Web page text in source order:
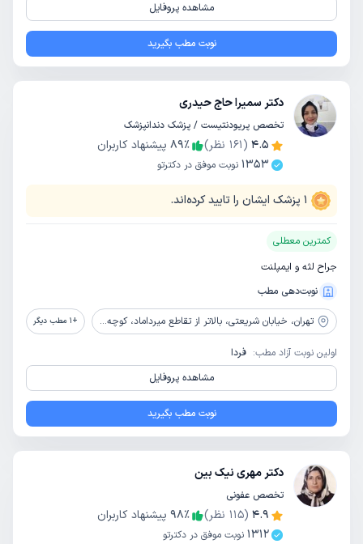
مشاهده پروفایل
نوبت مطب بگیرید
دکتر سمیرا حاج حیدری
تخصص پریودنتیست / پزشک دندانپزشک
4.5
(
161 نظر) 89٪
پیشنهاد کاربران
1353 نوبت موفق در دکترتو
1 پزشک ایشان را تایید کرده‌اند.
کمترین معطلی
جراح لثه و ایمپلنت
نوبت‌دهی مطب
تهران، خیابان شریعتی، بالاتر از تقاطع میرداماد، کوچه منظر نژاد، ساختمان پزشکان منظر نژاد، طبقه 4 +
1 مطب دیگر
اولین نوبت آزاد مطب: فردا
مشاهده پروفایل
نوبت مطب بگیرید
دکتر مهری نیک بین
تخصص عفونی
4.9
(
115 نظر) 98٪
پیشنهاد کاربران
1312 نوبت موفق در دکترتو